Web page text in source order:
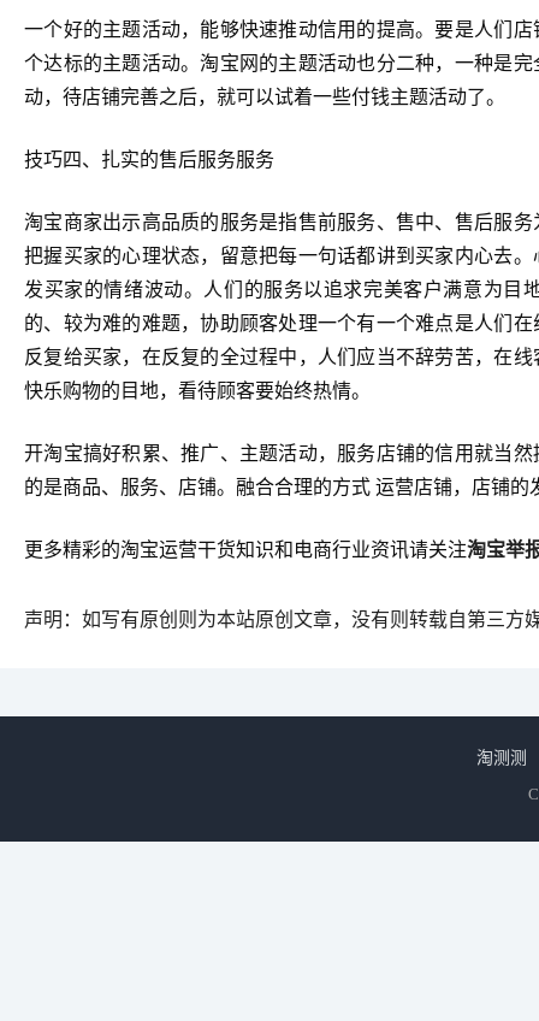
一个好的主题活动，能够快速推动信用的提高。要是人们
个达标的主题活动。淘宝网的主题活动也分二种，一种是
动，待店铺完善之后，就可以试着一些付钱主题活动了。
技巧四、扎实的售后服务服务
淘宝商家出示高品质的服务是指售前服务、售中、售后服
把握买家的心理状态，留意把每一句话都讲到买家内心去
发买家的情绪波动。人们的服务以追求完美客户满意为目
的、较为难的难题，协助顾客处理一个有一个难点是人们
反复给买家，在反复的全过程中，人们应当不辞劳苦，在
快乐购物的目地，看待顾客要始终热情。
开淘宝搞好积累、推广、主题活动，服务店铺的信用就当
的是商品、服务、店铺。融合合理的方式 运营店铺，店铺的
更多精彩的淘宝运营干货知识和电商行业资讯请关注淘宝举
声明：如写有原创则为本站原创文章，没有则转载自第三方
淘测测